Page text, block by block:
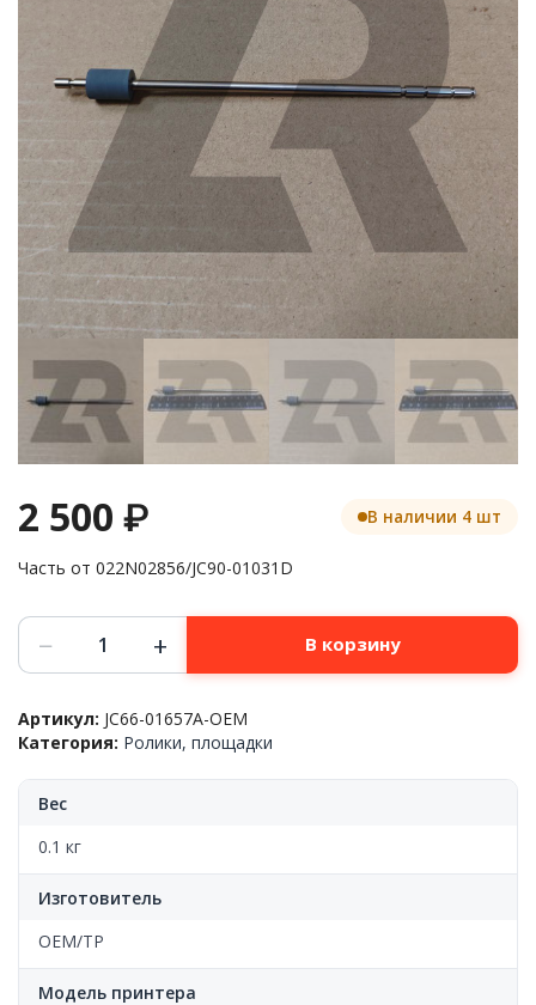
2 500 ₽
Часть от 022N02856/JC90-01031D
В наличии 4 шт
Количество
товара
Ролик
на
оси,
Samsung™
2850/51/3310/12/3710/12/SCX-
JC66-
OEM
− + В корзину
Артикул: JC66-01657A-OEM
Категория: Ролики, площадки
Вес
0.1 кг
Изготовитель
OEM/TP
Модель принтера